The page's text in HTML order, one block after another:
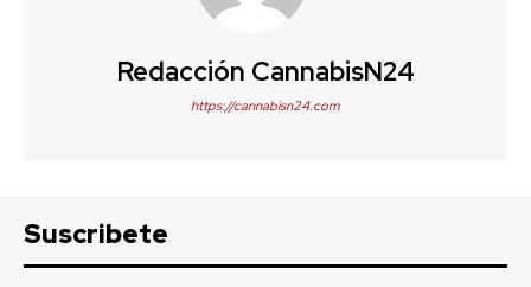
Redacción CannabisN24
https://cannabisn24.com
Suscribete